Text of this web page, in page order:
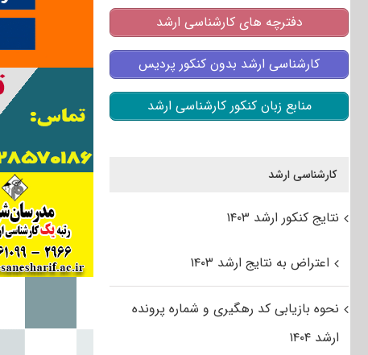
دفترچه های کارشناسی ارشد
کارشناسی ارشد بدون کنکور پردیس
منابع زبان کنکور کارشناسی ارشد
کارشناسی ارشد
نتایج کنکور ارشد ۱۴۰۳
اعتراض به نتایج ارشد ۱۴۰۳
نحوه بازیابی کد رهگیری و شماره پرونده
ارشد ۱۴۰۴